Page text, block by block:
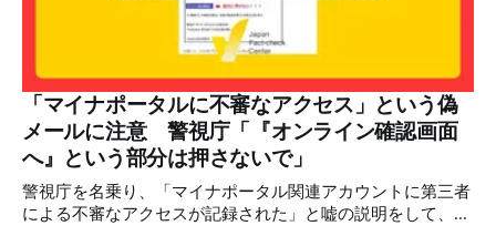
ポストされ、表示は20万件を超える。 投稿には「私の日本
語力が衰えていたら申し訳ないですが、動画に『韓国』と書
いてあるように見えます」などの英語の指摘もあるが、「日
本が犯した残虐行為を謝罪するのは悪いことだと思わない」
「共産主義者に恥じて頭を下げるべき人はいない」など、拡
散した投稿を真に受けた反応も多いため検証する。 検証過
程 動
「マイナポータルに不審なアクセス」という偽
メールに注意 警視庁「『オンライン確認画面
へ』という部分は押さないで」
警視庁を名乗り、「マイナポータル関連アカウントに第三者
による不審なアクセスが記録された」と嘘の説明をして、リ